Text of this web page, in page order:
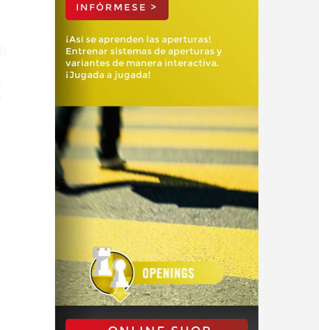
INFÓRMESE >
¡Así se aprenden las aperturas!
Entrenar sistemas de aperturas y
variantes de manera interactiva.
¡Jugada a jugada!